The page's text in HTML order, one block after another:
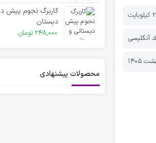
آنگلیسی
کاربرگ نجوم پیش
دبستان
248,000 تومان
محصولات پیشنهادی